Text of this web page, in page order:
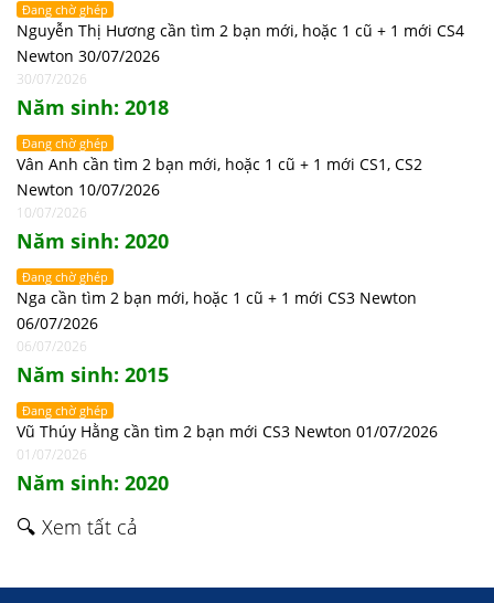
Đang chờ ghép
Nguyễn Thị Hương cần tìm 2 bạn mới, hoặc 1 cũ + 1 mới CS4
Newton 30/07/2026
30/07/2026
Năm sinh: 2018
Đang chờ ghép
Vân Anh cần tìm 2 bạn mới, hoặc 1 cũ + 1 mới CS1, CS2
Newton 10/07/2026
10/07/2026
Năm sinh: 2020
Đang chờ ghép
Nga cần tìm 2 bạn mới, hoặc 1 cũ + 1 mới CS3 Newton
06/07/2026
06/07/2026
Năm sinh: 2015
Đang chờ ghép
Vũ Thúy Hằng cần tìm 2 bạn mới CS3 Newton 01/07/2026
01/07/2026
Năm sinh: 2020
🔍 Xem tất cả